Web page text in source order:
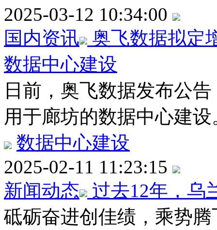
2025-03-12 10:34:00
国内资讯
奥飞数据拟定
数据中心建设
日前，奥飞数据发布公
用于廊坊的数据中心建设
数据中心建设
2025-02-11 11:23:15
新闻动态
过去12年，乌
砥砺奋进创佳绩，乘势